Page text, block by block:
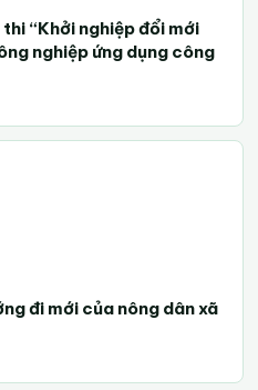
“Khởi nghiệp đổi mới
nghiệp ứng dụng công
đi mới của nông dân xã